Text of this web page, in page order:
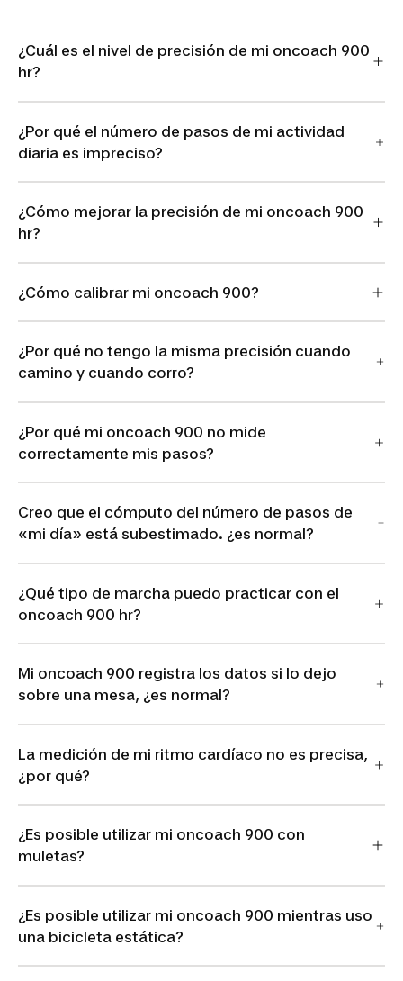
¿Cuál es el nivel de precisión de mi oncoach 900
hr?
¿Por qué el número de pasos de mi actividad
diaria es impreciso?
¿Cómo mejorar la precisión de mi oncoach 900
hr?
¿Cómo calibrar mi oncoach 900?
¿Por qué no tengo la misma precisión cuando
camino y cuando corro?
¿Por qué mi oncoach 900 no mide
correctamente mis pasos?
Creo que el cómputo del número de pasos de
«mi día» está subestimado. ¿es normal?
¿Qué tipo de marcha puedo practicar con el
oncoach 900 hr?
Mi oncoach 900 registra los datos si lo dejo
sobre una mesa, ¿es normal?
La medición de mi ritmo cardíaco no es precisa,
¿por qué?
¿Es posible utilizar mi oncoach 900 con
muletas?
¿Es posible utilizar mi oncoach 900 mientras uso
una bicicleta estática?